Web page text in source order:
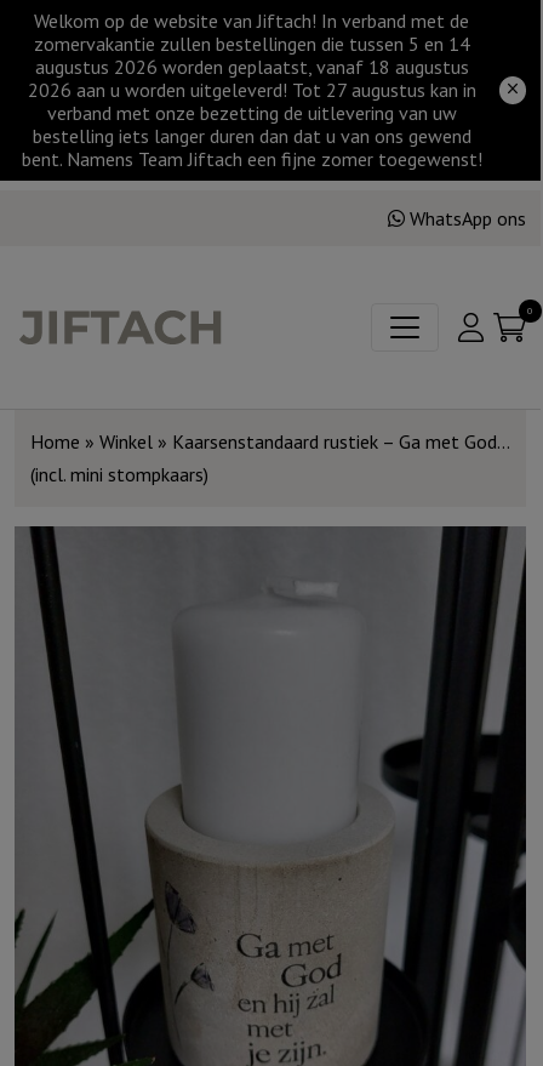
Welkom op de website van Jiftach! In verband met de
zomervakantie zullen bestellingen die tussen 5 en 14
augustus 2026 worden geplaatst, vanaf 18 augustus
2026 aan u worden uitgeleverd! Tot 27 augustus kan in
verband met onze bezetting de uitlevering van uw
bestelling iets langer duren dan dat u van ons gewend
bent. Namens Team Jiftach een fijne zomer toegewenst!
WhatsApp ons
0
Home » Winkel » Kaarsenstandaard rustiek – Ga met God…
(incl. mini stompkaars)